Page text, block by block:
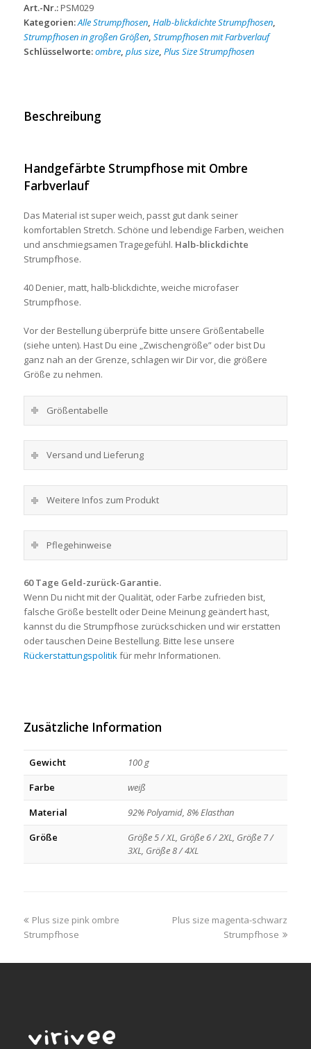
Strumpfhose
Menge
Art.-Nr.:PSM029
Kategorien:Alle Strumpfhosen, Halb-blickdichte Strumpfhosen,
Strumpfhosen in großen Größen, Strumpfhosen mit Farbverlauf
Schlüsselworte:ombre, plus size, Plus Size Strumpfhosen
Beschreibung
Handgefärbte Strumpfhose mit Ombre
Farbverlauf
Das Material ist super weich, passt gut dank seiner
komfortablen Stretch. Schöne und lebendige Farben, weichen
und anschmiegsamen Tragegefühl. Halb-blickdichte
Strumpfhose.
40 Denier, matt, halb-blickdichte, weiche microfaser
Strumpfhose.
Vor der Bestellung überprüfe bitte unsere Größentabelle
(siehe unten). Hast Du eine „Zwischengröße” oder bist Du
ganz nah an der Grenze, schlagen wir Dir vor, die größere
Größe zu nehmen.
Größentabelle
Versand und Lieferung
Weitere Infos zum Produkt
Pflegehinweise
60 Tage Geld-zurück-Garantie.
Wenn Du nicht mit der Qualität, oder Farbe zufrieden bist,
falsche Größe bestellt oder Deine Meinung geändert hast,
kannst du die Strumpfhose zurückschicken und wir erstatten
oder tauschen Deine Bestellung. Bitte lese unsere
Rückerstattungspolitikfür mehr Informationen.
Zusätzliche Information
Gewicht
100 g
Farbe
weiß
Material
92% Polyamid, 8% Elasthan
Größe
Größe 5 / XL, Größe 6 / 2XL, Größe 7 /
3XL, Größe 8 / 4XL
previous
post:
Plus size pink ombre
Strumpfhose
next
Plus size magenta-schwarz
Strumpfhose